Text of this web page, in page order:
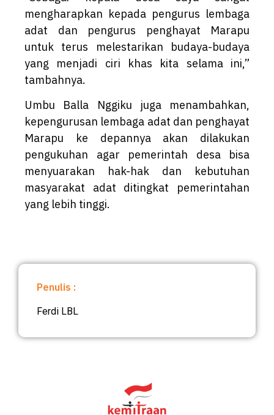
mengharapkan kepada pengurus lembaga
adat dan pengurus penghayat Marapu
untuk terus melestarikan budaya-budaya
yang menjadi ciri khas kita selama ini,”
tambahnya.
Umbu Balla Nggiku juga menambahkan,
kepengurusan lembaga adat dan penghayat
Marapu ke depannya akan dilakukan
pengukuhan agar pemerintah desa bisa
menyuarakan hak-hak dan kebutuhan
masyarakat adat ditingkat pemerintahan
yang lebih tinggi.
Penulis :
Ferdi LBL